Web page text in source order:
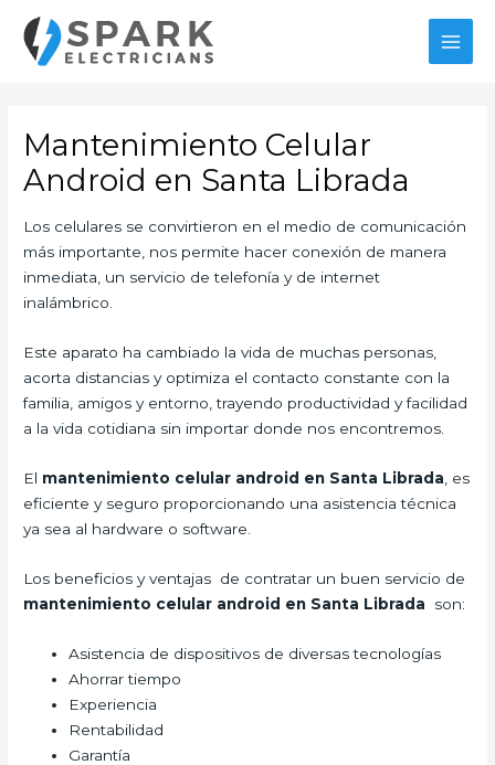
contenido
Mantenimiento Celular
Android en Santa Librada
Los celulares se convirtieron en el medio de comunicación
más importante, nos permite hacer conexión de manera
inmediata, un servicio de telefonía y de internet
inalámbrico.
Este aparato ha cambiado la vida de muchas personas,
acorta distancias y optimiza el contacto constante con la
familia, amigos y entorno, trayendo productividad y facilidad
a la vida cotidiana sin importar donde nos encontremos.
El mantenimiento celular android en Santa Librada , es
eficiente y seguro proporcionando una asistencia técnica
ya sea al hardware o software.
Los beneficios y ventajas de contratar un buen servicio de
mantenimiento celular android en Santa Librada son:
Asistencia de dispositivos de diversas tecnologías
Ahorrar tiempo
Experiencia
Rentabilidad
Garantía